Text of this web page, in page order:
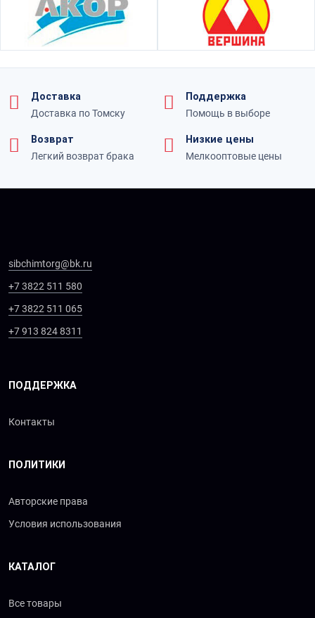
Доставка
Доставка по Томску
Поддержка
Помощь в выборе
Возврат
Легкий возврат брака
Низкие цены
Мелкооптовые цены
sibchimtorg@bk.ru
+7 3822 511 580
+7 3822 511 065
+7 913 824 8311
ПОДДЕРЖКА
Контакты
ПОЛИТИКИ
Авторские права
Условия использования
КАТАЛОГ
Все товары